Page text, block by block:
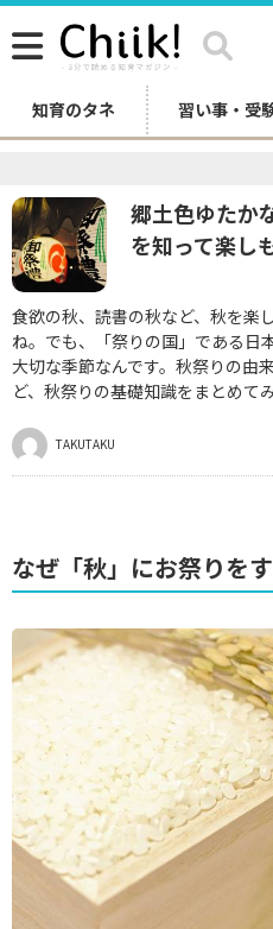
知育のタネ 習い事・受
郷土色ゆたか
を知って楽し
食欲の秋、読書の秋など、秋を楽
ね。でも、「祭りの国」である日
大切な季節なんです。秋祭りの由
ど、秋祭りの基礎知識をまとめて
TAKUTAKU
なぜ「秋」にお祭りを